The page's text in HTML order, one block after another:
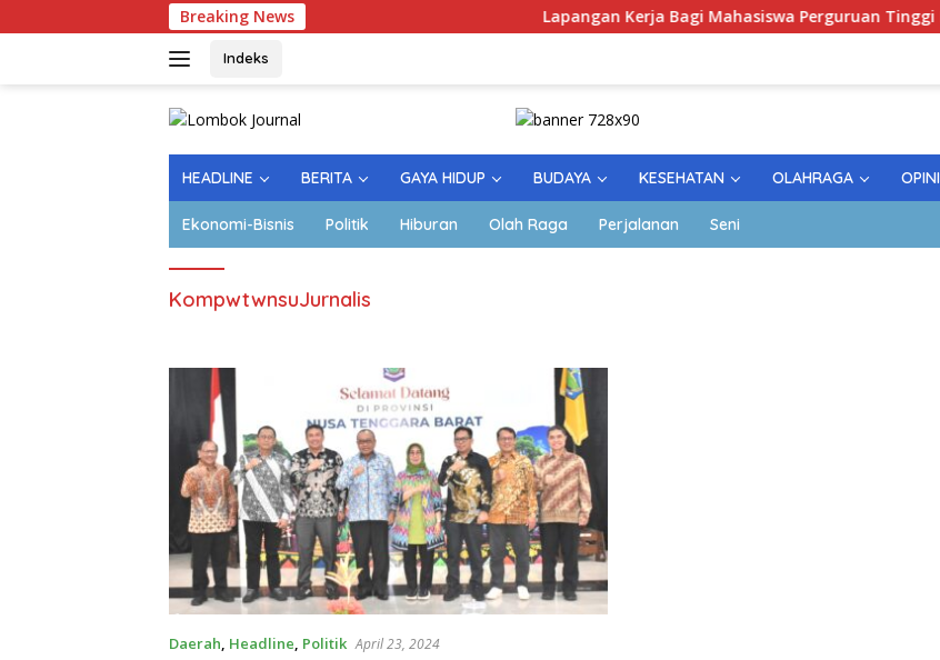
ke
Breaking News Lapangan Kerja Bagi Mahasiswa Perguruan Tinggi Pesantren
Indeks
HEADLINE BERITA GAYA HIDUP BUDAYA KESEHATAN OLAHRAGA OPINI
Ekonomi-Bisnis Politik Hiburan Olah Raga Perjalanan Seni
KompwtwnsuJurnalis
Daerah, Headline, Politik April 23, 2024